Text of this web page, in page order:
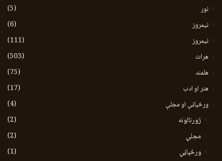
نور
(5)
نيمروز
(6)
نیمروز
(111)
هرات
(503)
هلمند
(75)
هنر او ادب
(17)
ورځپاڼې او مجلې
(4)
ژورنالونه
(2)
مجلې
(2)
ورځپاڼې
(1)